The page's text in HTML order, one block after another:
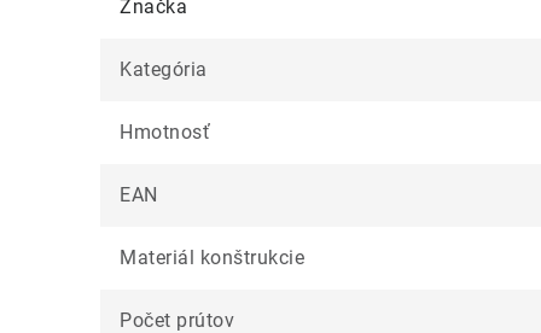
Značka
Kategória
Hmotnosť
EAN
Materiál konštrukcie
Počet prútov